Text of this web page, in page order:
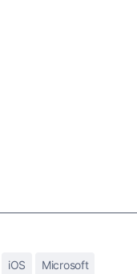
iOS Microsoft